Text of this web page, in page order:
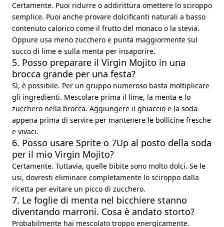
Certamente. Puoi ridurre o addirittura omettere lo sciroppo
semplice. Puoi anche provare dolcificanti naturali a basso
contenuto calorico come il frutto del monaco o la stevia.
Oppure usa meno zucchero e punta maggiormente sul
succo di lime e sulla menta per insaporire.
5. Posso preparare il Virgin Mojito in una
brocca grande per una festa?
Sì, è possibile. Per un gruppo numeroso basta moltiplicare
gli ingredienti. Mescolare prima il lime, la menta e lo
zucchero nella brocca. Aggiungere il ghiaccio e la soda
appena prima di servire per mantenere le bollicine fresche
e vivaci.
6. Posso usare Sprite o 7Up al posto della soda
per il mio Virgin Mojito?
Certamente. Tuttavia, quelle bibite sono molto dolci. Se le
usi, dovresti eliminare completamente lo sciroppo dalla
ricetta per evitare un picco di zucchero.
7. Le foglie di menta nel bicchiere stanno
diventando marroni. Cosa è andato storto?
Probabilmente hai mescolato troppo energicamente.